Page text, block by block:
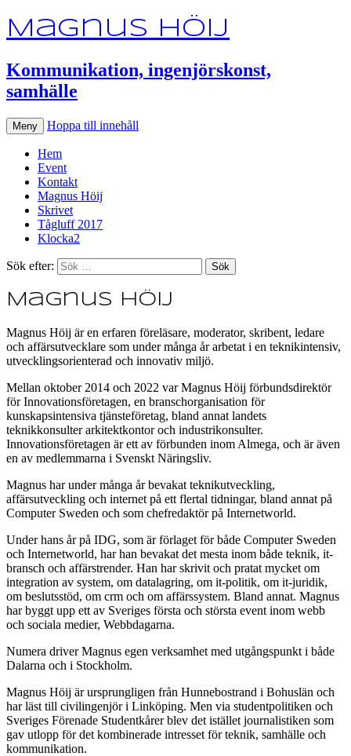
Magnus Höij
Kommunikation, ingenjörskonst,
samhälle
Meny Hoppa till innehåll
Hem
Event
Kontakt
Magnus Höij
Skrivet
Tågluff 2017
Klocka2
Sök efter:
Magnus Höij
Magnus Höij är en erfaren föreläsare, moderator, skribent, ledare
och affärsutvecklare som under många år arbetat i en teknikintensiv,
utvecklingsorienterad och innovativ miljö.
Mellan oktober 2014 och 2022 var Magnus Höij förbundsdirektör
för Innovationsföretagen, en branschorganisation för
kunskapsintensiva tjänsteföretag, bland annat landets
teknikkonsulter arkitektkontor och industrikonsulter.
Innovationsföretagen är ett av förbunden inom Almega, och är även
en av medlemmarna i Svenskt Näringsliv.
Magnus har under många år bevakat teknikutveckling,
affärsutveckling och internet på ett flertal tidningar, bland annat på
Computer Sweden och som chefredaktör på Internetworld.
Under hans år på IDG, som är förlaget för både Computer Sweden
och Internetworld, har han bevakat det mesta inom både teknik, it-
bransch och affärstrender. Han har skrivit och pratat mycket om
integration av system, om datalagring, om it-politik, om it-juridik,
om beslutsstöd, om crm och om affärssystem. Bland annat. Magnus
har byggt upp ett av Sveriges första och största event inom webb
och sociala medier, Webbdagarna.
Numera driver Magnus egen verksamhet med utgångspunkt i både
Dalarna och i Stockholm.
Magnus Höij är ursprungligen från Hunnebostrand i Bohuslän och
har läst till civilingenjör i Linköping. Men via studentpolitiken och
Sveriges Förenade Studentkårer blev det istället journalistiken som
gav utlopp för det kombinerade intresset för teknik, samhälle och
kommunikation.